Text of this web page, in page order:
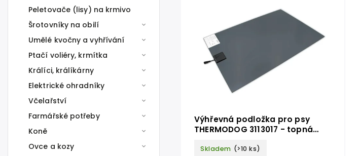
Peletovače (lisy) na krmivo
Šrotovníky na obilí
Umělé kvočny a vyhřívání
Ptačí voliéry, krmítka
Králíci, králíkárny
Elektrické ohradníky
Včelařství
Farmářské potřeby
Koně
Ovce a kozy
Výhřevná podložka pro psy
THERMODOG 3113017 - topná
Skladem (>10 ks)